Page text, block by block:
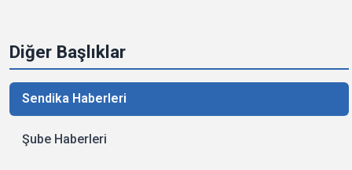
Diğer Başlıklar
Sendika Haberleri
Şube Haberleri